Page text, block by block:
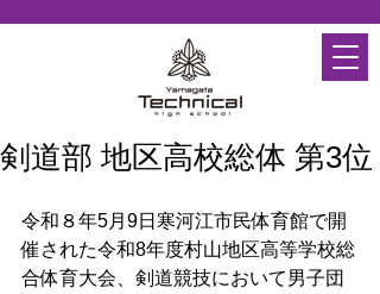
剣道部 地区高校総体 第3位
令和８年5月9日寒河江市民体育館で開
催された令和8年度村山地区高等学校総
合体育大会、剣道競技において男子団